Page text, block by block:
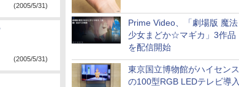
Prime Video、「劇場版 魔法
少女まどか☆マギカ」3作品
を配信開始
東京国立博物館がハイセンス
の100型RGB LEDテレビ導入
(2005/5/31)
(2005/5/31)